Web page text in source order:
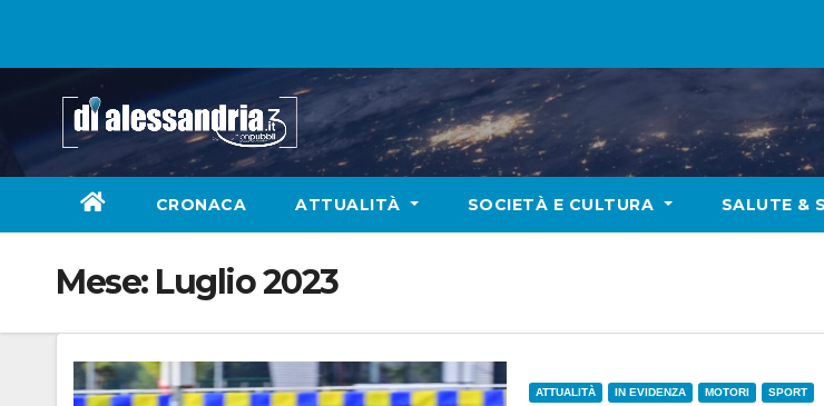
CRONACA ATTUALITÀ SOCIETÀ E CULTURA SALUTE &
Mese: Luglio 2023
ATTUALITÀ IN EVIDENZA MOTORI SPORT